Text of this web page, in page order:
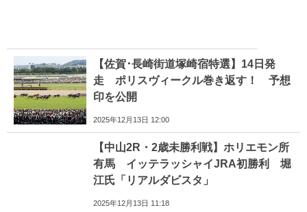
【佐賀･長崎街道塚崎宿特選】14日発
走 ポリスヴィークル巻き返す！ 予想
印を公開
2025年12月13日 12:00
【中山2R・2歳未勝利戦】ホリエモン所
有馬 イッテラッシャイJRA初勝利 堀
江氏「リアルダビスタ」
2025年12月13日 11:18